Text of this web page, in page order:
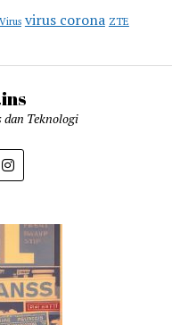
Virus virus corona ZTE
dan Teknologi